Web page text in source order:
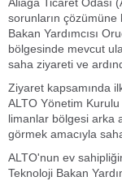
sorunların çözümüne
Bakan Yardımcısı
bölgesinde mevcut
saha ziyareti ve
Ziyaret kapsamında
ALTO Yönetim
limanlar bölgesi arka
görmek amacıyla
ALTO'nun ev
Teknoloji Bakan